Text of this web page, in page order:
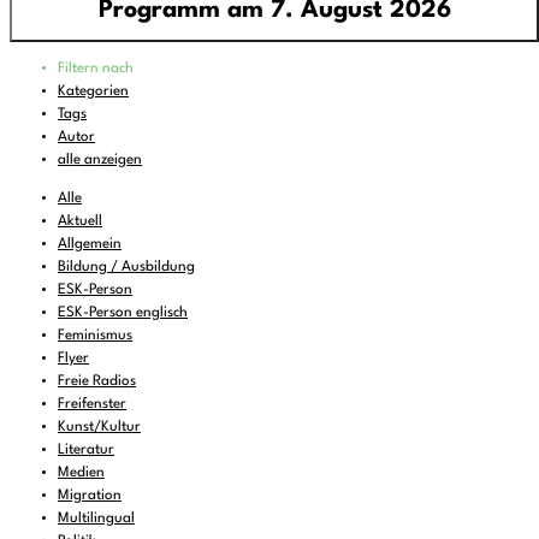
Programm am 7. August 2026
06:00
07:00 - 08:00
08:00
08:30
10:00 - 11:00 FREIRAD Musik
11:00 - 11:06 BBC News
11:06
12:00 - 13:00
13:00 - 13:06
13:06
13:22 - 16:00
Filtern nach
Kategorien
Tags
Autor
alle anzeigen
Alle
Aktuell
Allgemein
Bildung / Ausbildung
ESK-Person
ESK-Person englisch
Feminismus
Flyer
Freie Radios
Freifenster
Kunst/Kultur
Literatur
Medien
Migration
Multilingual